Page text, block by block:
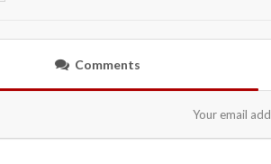
Comments
Your email